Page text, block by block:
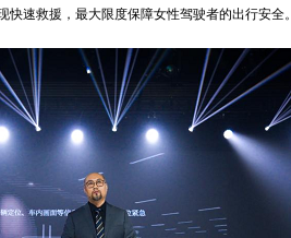
速救援，最大限度保障女性驾驶者的出行安全。